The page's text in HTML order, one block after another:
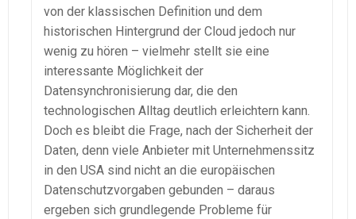
von der klassischen Definition und dem
historischen Hintergrund der Cloud jedoch nur
wenig zu hören – vielmehr stellt sie eine
interessante Möglichkeit der
Datensynchronisierung dar, die den
technologischen Alltag deutlich erleichtern kann.
Doch es bleibt die Frage, nach der Sicherheit der
Daten, denn viele Anbieter mit Unternehmenssitz
in den USA sind nicht an die europäischen
Datenschutzvorgaben gebunden – daraus
ergeben sich grundlegende Probleme für